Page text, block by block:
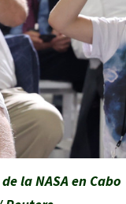
la NASA en Cabo